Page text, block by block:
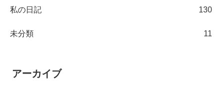
私の日記 130
未分類 11
アーカイブ